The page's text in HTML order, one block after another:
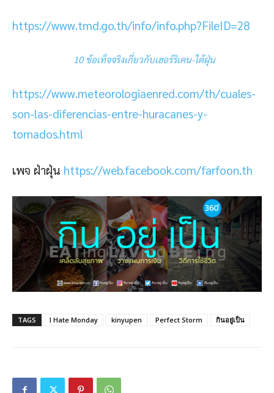
https://www.tmd.go.th/info/info.php?FileID=28
10 ข้อเท็จจริงเกี่ยวกับเฮอร์ริเคน-ไต้ฝุ่น
https://www.meteorologiaenred.com/th/cuales-
son-las-diferencias-entre-huracanes-y-
tornados.html
เพจ ฝ่าฝุ่น https://web.facebook.com/farfoon.th
TAGS I Hate Monday kinyupen Perfect Storm กินอยู่เป็น